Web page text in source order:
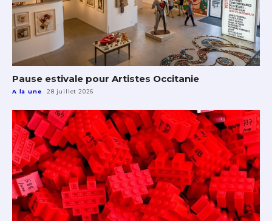
Pause estivale pour Artistes Occitanie
A la une 28 juillet 2026